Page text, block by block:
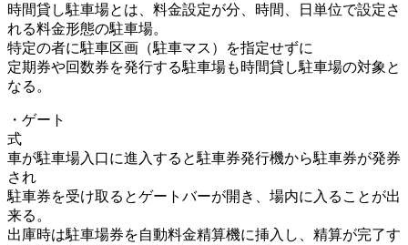
時間貸し駐車場とは、料金設定が分、時間、日単位で設定さ
れる料金形態の駐車場。
特定の者に駐車区画（駐車マス）を指定せずに
定期券や回数券を発行する駐車場も時間貸し駐車場の対象と
なる。
・ゲート
車が駐車場入口に進入すると駐車券発行機から駐車券が発券
され
駐車券を受け取るとゲートバーが開き、場内に入ることが出
来る。
出庫時は駐車場券を自動料金精算機に挿入し、精算が完了す